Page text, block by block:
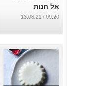
אל חנות
...
09:20 / 13.08.21